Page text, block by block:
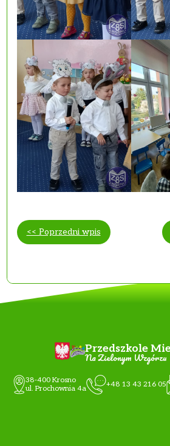
<< Poprzedni wpis
Przedszkole
Na Zielonym Wzgórzu
38-400 Krosno
ul. Prochownia 4a
+48 13 43 216 05